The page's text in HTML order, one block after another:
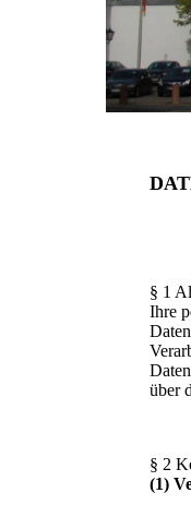
§ 1
Ihre
über
§ 2
(1)